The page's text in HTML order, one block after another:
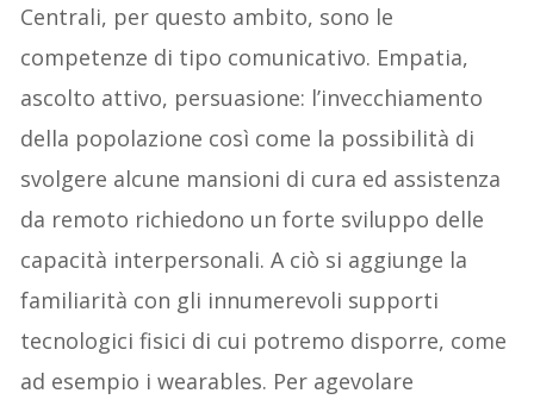
Centrali, per questo ambito, sono le
competenze di tipo comunicativo. Empatia,
ascolto attivo, persuasione: l’invecchiamento
della popolazione così come la possibilità di
svolgere alcune mansioni di cura ed assistenza
da remoto richiedono un forte sviluppo delle
capacità interpersonali. A ciò si aggiunge la
familiarità con gli innumerevoli supporti
tecnologici fisici di cui potremo disporre, come
ad esempio i wearables. Per agevolare